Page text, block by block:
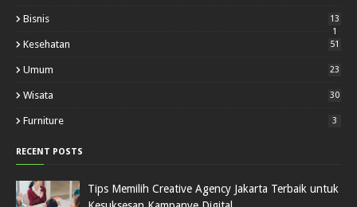
Bisnis
13
1
Kesehatan 51
Umum 23
Wisata 30
Furniture 3
RECENT POSTS
Tips Memilih Creative Agency Jakarta Terbaik untuk